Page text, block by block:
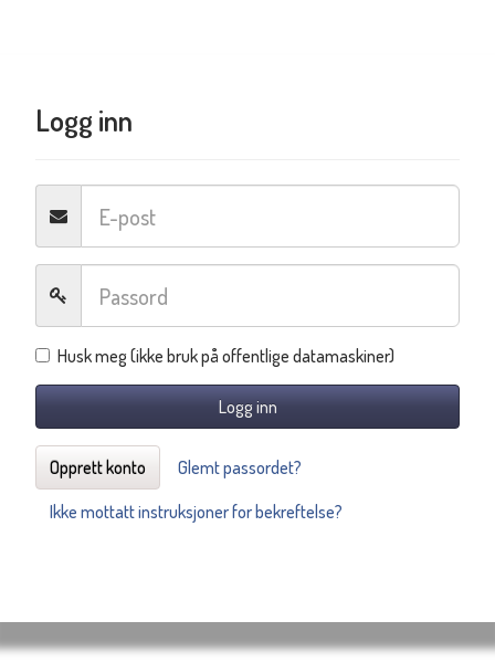
Logg inn
Husk meg (ikke bruk på offentlige datamaskiner)
Logg inn
Opprett konto
Glemt passordet?
Ikke mottatt instruksjoner for bekreftelse?